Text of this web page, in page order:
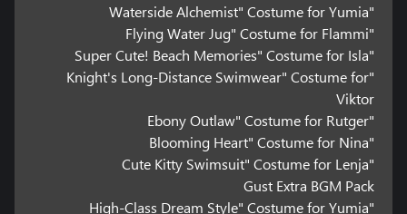
"Waterside Alchemist" Costume for Yumia
"Flying Water Jug" Costume for Flammi
"Super Cute! Beach Memories" Costume for Isla
"Knight's Long-Distance Swimwear" Costume for
Viktor
"Ebony Outlaw" Costume for Rutger
"Blooming Heart" Costume for Nina
"Cute Kitty Swimsuit" Costume for Lenja
Gust Extra BGM Pack
"High-Class Dream Style" Costume for Yumia